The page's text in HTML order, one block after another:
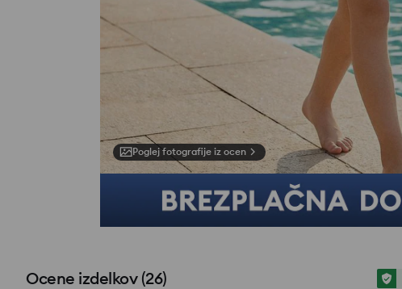
Poglej fotografije iz ocen
Ocene izdelkov(26)